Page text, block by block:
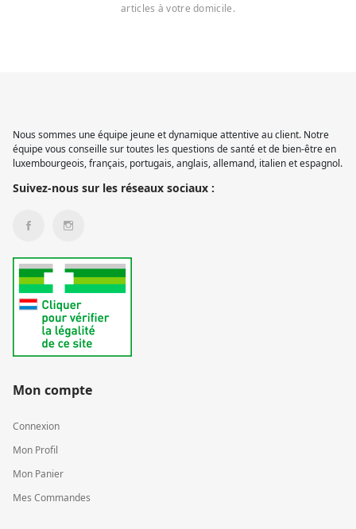
articles à votre domicile.
Nous sommes une équipe jeune et dynamique attentive au client. Notre
équipe vous conseille sur toutes les questions de santé et de bien-être en
luxembourgeois, français, portugais, anglais, allemand, italien et espagnol.
Suivez-nous sur les réseaux sociaux :
Mon compte
Connexion
Mon Profil
Mon Panier
Mes Commandes